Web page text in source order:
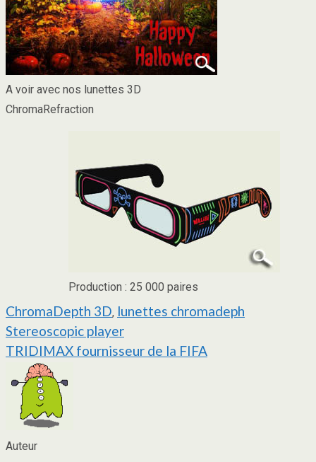
A voir avec nos lunettes 3D
ChromaRefraction
Production : 25 000 paires
ChromaDepth 3D, lunettes chromadeph
Navigation
de
l’article
Stereoscopic player
TRIDIMAX fournisseur de la FIFA
Auteur